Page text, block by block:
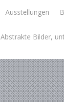
Ausstellungen
Abstrakte Bilder,